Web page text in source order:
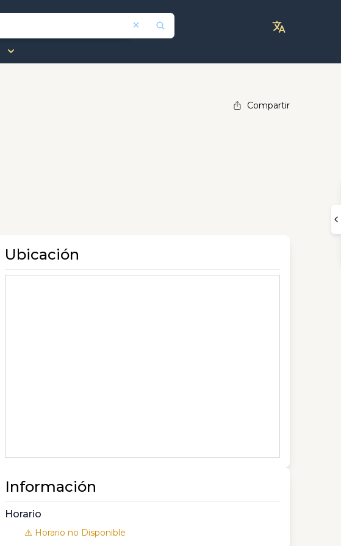
Compartir
Ubicación
Información
Horario
⚠️ Horario no Disponible